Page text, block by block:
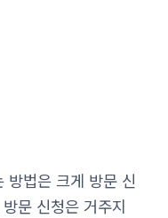
방법은 크게 방문 신
문 신청은 거주지